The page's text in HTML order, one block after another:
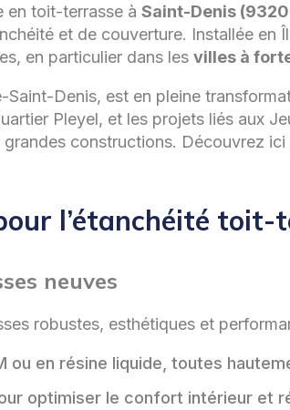
en toit-terrasse à Saint-Denis
et de couverture. Installée
en particulier dans les villes à
Denis, est en pleine
Pleyel, et les projets liés aux
constructions. Découvrez
l’étanchéité toit-
neuves
robustes, esthétiques et
ou en résine liquide, toutes
optimiser le confort intérieur et